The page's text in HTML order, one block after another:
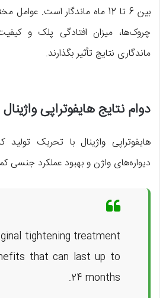
بین 6 تا 12 ماه ماندگار است.
چروک‌ها، میزان افتادگی پلک و
ماندگاری نتایج تأثیر بگذارند.
دوام نتایج هایفوتراپی واژینال
هایفوتراپی واژینال با تحریک
دیواره‌های واژن و بهبود عملکرد جنسی
tightening treatment
that can last up to
24 months.